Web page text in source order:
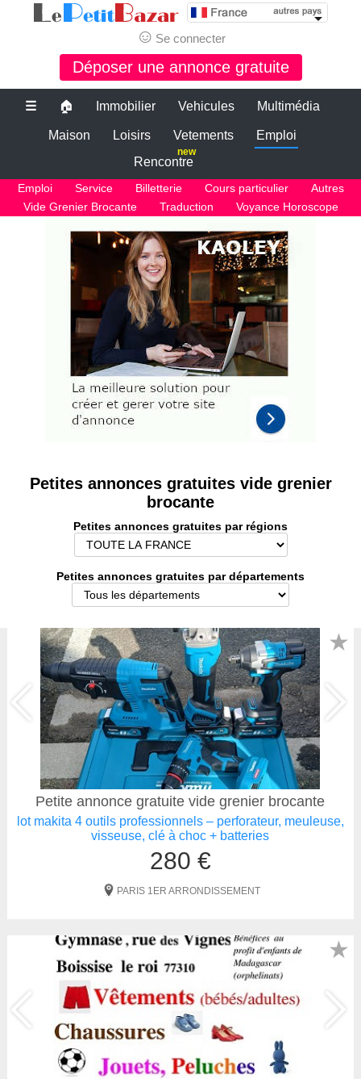
☺ Se connecter
Déposer une annonce gratuite
☰ 🏠 Immobilier Vehicules Multimédia
Maison Loisirs Vetements
Emploi
Rencontre
new
Emploi Service Billetterie Cours particulier
Autres
Vide Grenier Brocante
Traduction Voyance Horoscope
Petites annonces gratuites vide grenier
brocante
Petites annonces gratuites par régions
Petites annonces gratuites par départements
Petite annonce gratuite vide grenier brocante
lot makita 4 outils professionnels – perforateur, meuleuse,
visseuse, clé à choc + batteries
280 €
PARIS 1ER ARRONDISSEMENT
★
★